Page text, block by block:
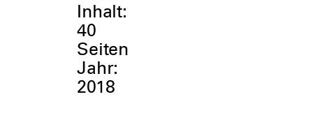
Inhalt:
40
Seiten
Jahr:
2018